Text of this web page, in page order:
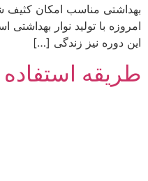
بهداشتی مناسب امکان
امروزه با تولید نوار بهداشتی
این دوره نیز زندگی […]
طریقه استفاده